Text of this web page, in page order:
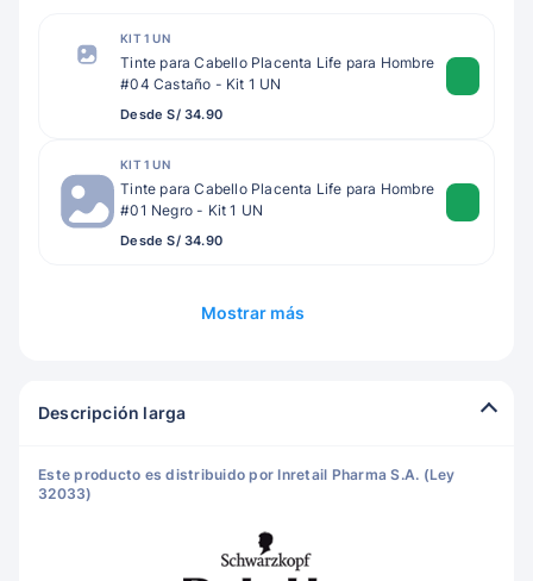
KIT 1 UN
Tinte para Cabello Placenta Life para Hombre
#04 Castaño - Kit 1 UN
Desde S/ 34.90
KIT 1 UN
Tinte para Cabello Placenta Life para Hombre
#01 Negro - Kit 1 UN
Desde S/ 34.90
Mostrar más
Descripción larga
Este producto es distribuido por Inretail Pharma S.A. (Ley
32033)